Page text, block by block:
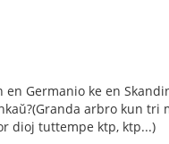
Germanio ke en
arbro kun
dioj tuttempe ktp, ktp...)